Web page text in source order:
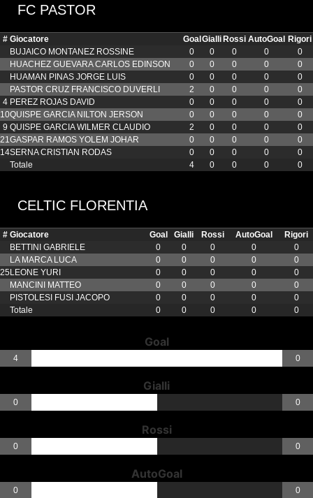
FC PASTOR
# Giocatore GoalGialliRossi AutoGoal Rigori
BUJAICO MONTANEZ ROSSINE
0 0 0 0
0
HUACHEZ GUEVARA CARLOS EDINSON
0 0 0 0
0
HUAMAN PINAS JORGE LUIS
0 0 0 0
0
PASTOR CRUZ FRANCISCO DUVERLI
2 0 0 0
0
4 PEREZ ROJAS DAVID 0 0 0 0
0
10QUISPE GARCIA NILTON JERSON 0 0 0 0
0
9 QUISPE GARCIA WILMER CLAUDIO 2 0 0 0
0
21 GASPAR RAMOS YOLEM JOHAR 0 0 0 0
0
14SERNA CRISTIAN RODAS 0 0 0 0
0
Totale
4 0 0 0 0
CELTIC FLORENTIA
# Giocatore Goal Gialli Rossi AutoGoal
Rigori
BETTINI GABRIELE
0 0 0 0
0
LA MARCA LUCA
0 0 0 0
0
25LEONE YURI 0 0 0 0
0
MANCINI MATTEO
0 0 0 0
0
PISTOLESI FUSI JACOPO
0 0 0 0
0
Totale
0 0 0 0 0
Goal
4 0
Gialli
0 0
Rossi
0 0
AutoGoal
0 0